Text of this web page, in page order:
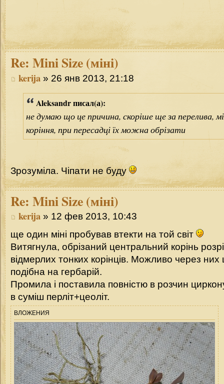
Re: Mini Size (міні)
kerija » 26 янв 2013, 21:18
Aleksandr писал(а):
не думаю що це причина, скоріше ще за перелива,
коріння, при пересадці їх можна обрізати
Зрозуміла. Чіпати не буду
Re: Mini Size (міні)
kerija » 12 фев 2013, 10:43
ще один міні пробував втекти на той світ
Витягнула, обрізаний центральний корінь
відмерлих тонких корінців. Можливо через них
подібна на гербарій.
Промила і поставила повністю в розчин
в суміш перліт+цеоліт.
ВЛОЖЕНИЯ